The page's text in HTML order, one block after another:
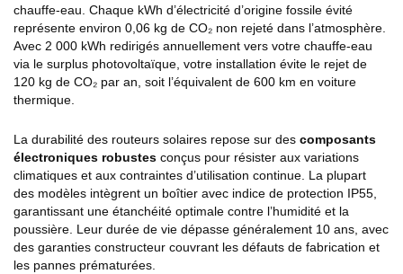
chauffe-eau. Chaque kWh d’électricité d’origine fossile évité
représente environ 0,06 kg de CO₂ non rejeté dans l’atmosphère.
Avec 2 000 kWh redirigés annuellement vers votre chauffe-eau
via le surplus photovoltaïque, votre installation évite le rejet de
120 kg de CO₂ par an, soit l’équivalent de 600 km en voiture
thermique.
La durabilité des routeurs solaires repose sur des composants
électroniques robustes conçus pour résister aux variations
climatiques et aux contraintes d’utilisation continue. La plupart
des modèles intègrent un boîtier avec indice de protection IP55,
garantissant une étanchéité optimale contre l’humidité et la
poussière. Leur durée de vie dépasse généralement 10 ans, avec
des garanties constructeur couvrant les défauts de fabrication et
les pannes prématurées.